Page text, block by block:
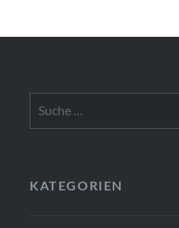
nach:
KATEGORIEN